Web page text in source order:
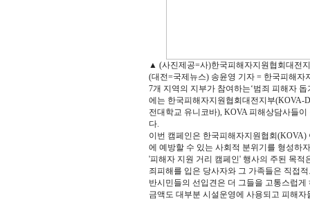
▲ (사진제공=사)한국피해자지원협회대전
(대전=국제뉴스) 송윤영 기자 = 한국피해
7개 지역의 지부가 참여하는‘범죄 피해자
에는 한국피해자지원협회대전지부(KOVA-
전대학교 유니코바), KOVA 피해상담사들
다.
이번 캠페인은 한국피해자지원협회
에 예방할 수 있는 사회적 분위기를 형성하
'피해자 지원 거리 캠페인' 행사의 주된 목
죄피해를 입은 당사자와 그 가족들은 직접
반시민들의 선입견은 더 그들을 고통스럽
금액도 대부분 시설운영에 사용되고 피해